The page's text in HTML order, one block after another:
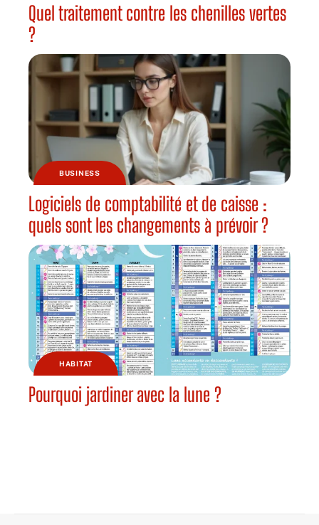
Quel traitement contre les chenilles vertes
?
BUSINESS
Logiciels de comptabilité et de caisse :
quels sont les changements à prévoir ?
HABITAT
Pourquoi jardiner avec la lune ?